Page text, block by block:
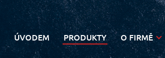
ÚVODEM PRODUKTY O FIRMĚ